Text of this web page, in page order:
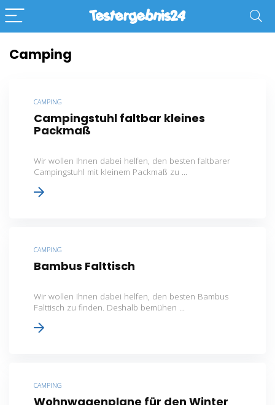
Camping
CAMPING
Campingstuhl faltbar kleines
Packmaß
Wir wollen Ihnen dabei helfen, den besten faltbarer
Campingstuhl mit kleinem Packmaß zu ...
CAMPING
Bambus Falttisch
Wir wollen Ihnen dabei helfen, den besten Bambus
Falttisch zu finden. Deshalb bemühen ...
CAMPING
Wohnwagenplane für den Winter